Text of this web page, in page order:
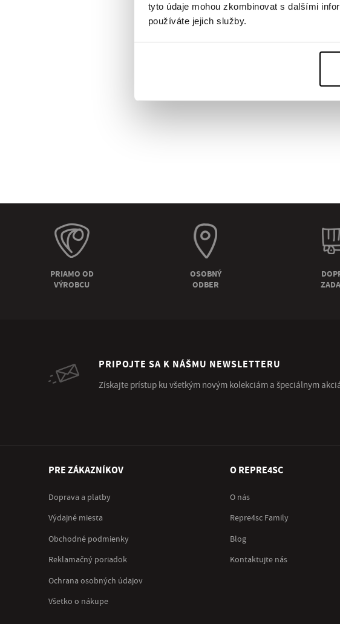
tyto údaje mohou zkombinovat s dalšími
používáte jejich služby.
PRIAMO OD
VÝROBCU
OSOBNÝ
ODBER
PRIPOJTE SA K NÁŠMU NEWSLETTERU
Získajte prístup ku všetkým novým kolekciám a špeciálnym
PRE ZÁKAZNÍKOV
Doprava a platby
Výdajné miesta
Obchodné podmienky
Reklamačný poriadok
Ochrana osobných údajov
Všetko o nákupe
O REPRE4SC
O nás
Repre4sc Family
Blog
Kontaktujte nás